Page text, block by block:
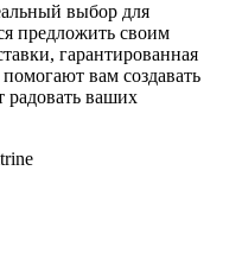
выбор для
предложить своим
гарантированная
вам создавать
радовать ваших